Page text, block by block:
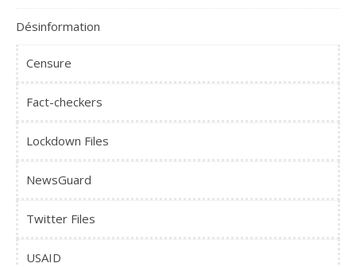
Désinformation
Censure
Fact-checkers
Lockdown Files
NewsGuard
Twitter Files
USAID